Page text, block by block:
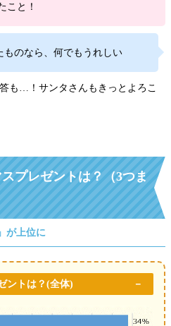
こと！
のなら、何でもうれしい
も…！サンタさんもきっとよろこ
プレゼントは？（3つま
が上位に
ントは？(全体)